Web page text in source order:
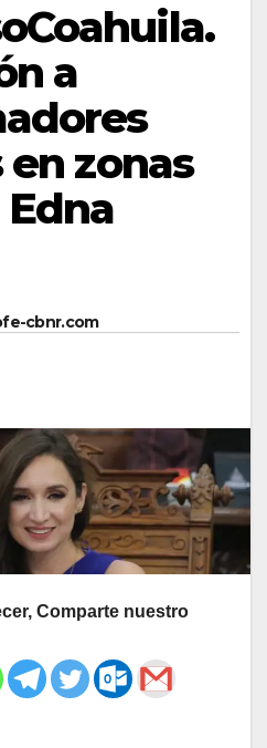
a
zonas
cbnr.com
Comparte nuestro